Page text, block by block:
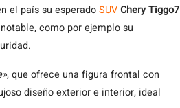
el país su esperadoSUVChery Tiggo7
como por ejemplo su
, que ofrece una figura frontal con
diseño exterior e interior, ideal